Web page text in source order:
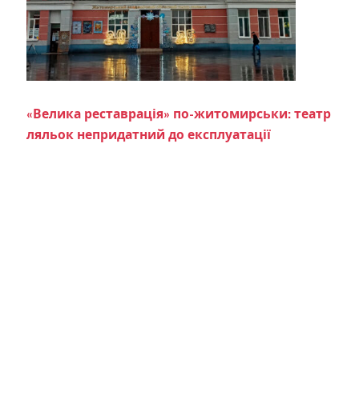
«Велика реставрація» по-житомирськи: театр
ляльок непридатний до експлуатації